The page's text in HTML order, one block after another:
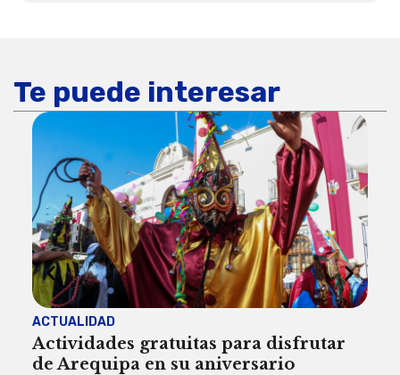
Te puede interesar
ACTUALIDAD
Actividades gratuitas para disfrutar
de Arequipa en su aniversario